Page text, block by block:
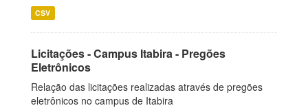
CSV
Licitações - Campus Itabira - Pregões
Eletrônicos
Relação das licitações realizadas através de pregões
eletrônicos no campus de Itabira